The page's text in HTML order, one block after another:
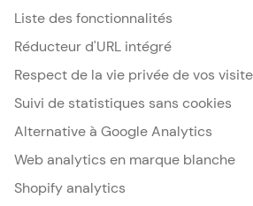
Liste des fonctionnalités
Réducteur d'URL intégré
Respect de la vie privée de vos
Suivi de statistiques sans cookies
Alternative à Google Analytics
Web analytics en marque blanche
Shopify analytics